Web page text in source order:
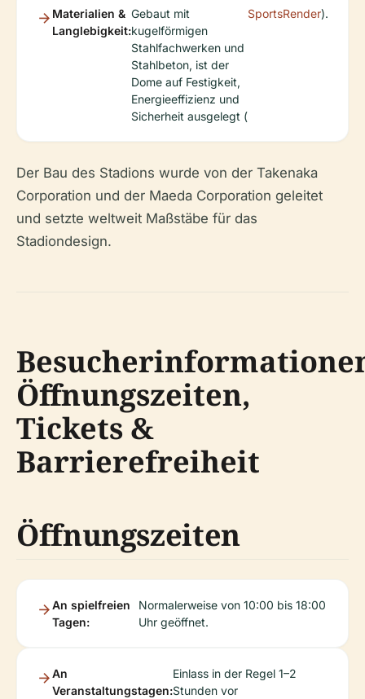
Materialien &
Langlebigkeit:
Gebaut mit
kugelförmigen
Stahlfachwerken und
Stahlbeton, ist der
Dome auf Festigkeit,
Energieeffizienz und
Sicherheit ausgelegt (
SportsRender).
Der Bau des Stadions wurde von der Takenaka
Corporation und der Maeda Corporation geleitet
und setzte weltweit Maßstäbe für das
Stadiondesign.
Öffnungszeiten,
Tickets &
Barrierefreiheit
Öffnungszeiten
An spielfreien
Tagen:
Normalerweise von 10:00 bis 18:00
Uhr geöffnet.
An
Veranstaltungstagen:
Einlass in der Regel 1–2
Stunden vor